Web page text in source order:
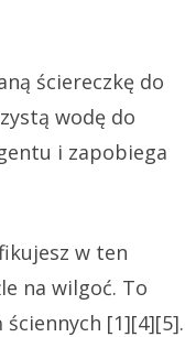
ściereczkę do
wodę do
i zapobiega
w ten
na wilgoć. To
[1][4][5].